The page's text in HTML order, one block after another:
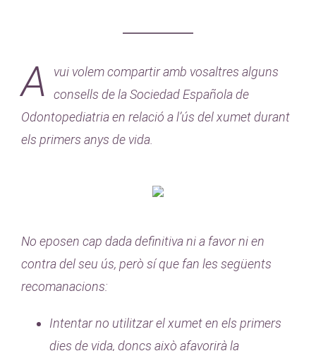
A
vui volem compartir amb vosaltres alguns
consells de la Sociedad Española de
Odontopediatria en relació a l’ús del xumet durant
els primers anys de vida.
No eposen cap dada definitiva ni a favor ni en
contra del seu ús, però sí que fan les següents
recomanacions:
Intentar no utilitzar el xumet en els primers
dies de vida, doncs això afavorirà la